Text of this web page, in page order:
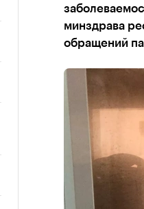
минздрава
обращений